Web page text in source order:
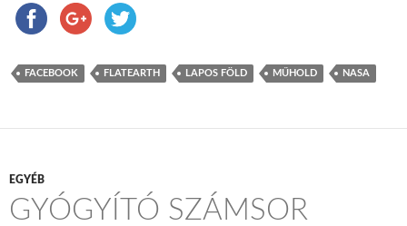
FACEBOOK FLATEARTH LAPOS FÖLD MŰHOLD NASA
EGYÉB
GYÓGYÍTÓ SZÁMSOR